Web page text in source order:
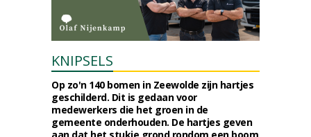
KNIPSELS
Op zo'n 140 bomen in Zeewolde zijn hartjes
geschilderd. Dit is gedaan voor
medewerkers die het groen in de
gemeente onderhouden. De hartjes geven